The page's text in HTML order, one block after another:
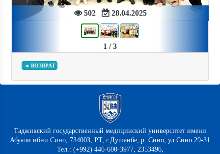
502 28.04.2025
1 / 3
◄ ВОЗВРАТ
Таджикский государственный медицинский университет имени
Абуали ибни Сино, 734003, РТ, г.Душанбе, р. Сино, ул.Сино 29-31
Тел.: (+992) 446-600-3977, 2353496,